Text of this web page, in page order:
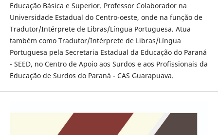
Educação Básica e Superior. Professor Colaborador na
Universidade Estadual do Centro-oeste, onde na função de
Tradutor/Intérprete de Libras/Língua Portuguesa. Atua
também como Tradutor/Intérprete de Libras/Língua
Portuguesa pela Secretaria Estadual da Educação do Paraná
- SEED, no Centro de Apoio aos Surdos e aos Profissionais da
Educação de Surdos do Paraná - CAS Guarapuava.